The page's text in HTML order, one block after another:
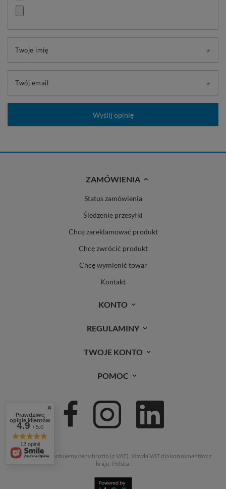
Twoje imię
Twój email
Wyślij opinię
ZAMÓWIENIA
Status zamówienia
Śledzenie przesyłki
Chcę zareklamować produkt
Chcę zwrócić produkt
Chcę wymienić towar
Kontakt
KONTO
REGULAMINY
TWOJE KONTO
POMOC
W sklepie prezentujemy ceny brutto (z VAT). Stawki VAT dla konsumentów z
kraju: Polska.
Prawdziwe
opinie klientów
4.9/ 5.0
12 opinii